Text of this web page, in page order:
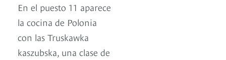
En el puesto 11 aparece
la cocina de Polonia
con las Truskawka
kaszubska, una clase de